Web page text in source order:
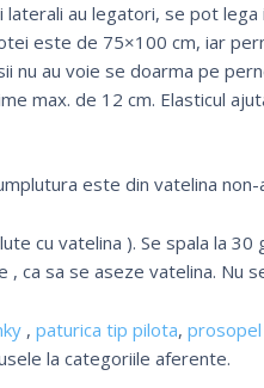
au legatori, se pot
este de 75×100 cm, iar
nu au voie se doarma pe
max. de 12 cm. Elasticul
este din vatelina non-
cu vatelina ). Se spala la
ca sa se aseze vatelina. Nu
, paturica tip pilota, prosopel
la categoriile aferente.